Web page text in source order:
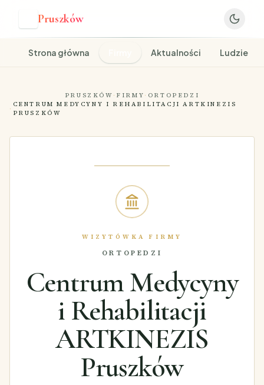
Pruszków
Strona główna Aktualności Ludzie
PRUSZKÓW · FIRMY · ORTOPEDZI
·
CENTRUM MEDYCYNY I REHABILITACJI ARTKINEZIS
PRUSZKÓW
WIZYTÓWKA FIRMY
ORTOPEDZI
Centrum Medycyny
i Rehabilitacji
ARTKINEZIS
Pruszków